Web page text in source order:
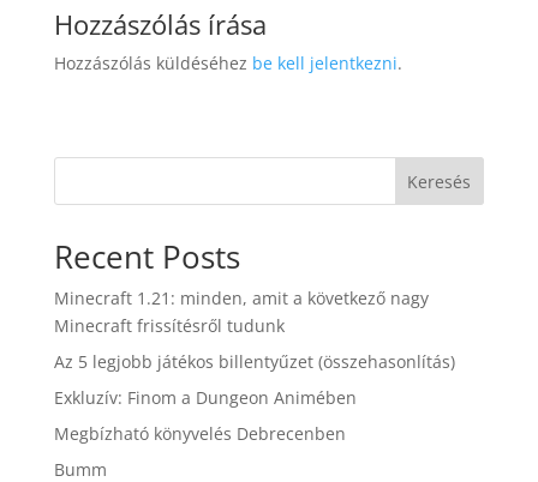
Hozzászólás írása
Hozzászólás küldéséhez be kell jelentkezni.
Keresés
Recent Posts
Minecraft 1.21: minden, amit a következő nagy
Minecraft frissítésről tudunk
Az 5 legjobb játékos billentyűzet (összehasonlítás)
Exkluzív: Finom a Dungeon Animében
Megbízható könyvelés Debrecenben
Bumm